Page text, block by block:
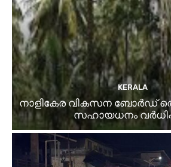
KERALA
നാളികേര വികസന ബോർഡ്
സഹായധനം